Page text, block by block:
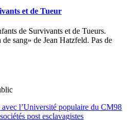
et de Tueur
de Survivants et de Tueurs.
sang» de Jean Hatzfeld. Pas de
avec l’Université populaire du CM98
post esclavagistes